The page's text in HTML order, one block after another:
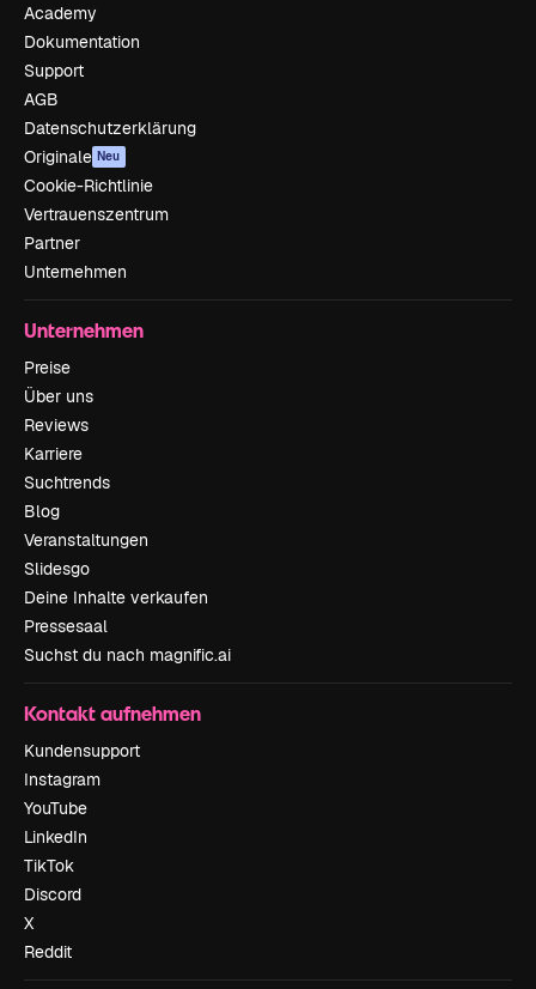
Academy
Dokumentation
Support
AGB
Datenschutzerklärung
Originale Neu
Cookie-Richtlinie
Vertrauenszentrum
Partner
Unternehmen
Unternehmen
Preise
Über uns
Reviews
Karriere
Suchtrends
Blog
Veranstaltungen
Slidesgo
Deine Inhalte verkaufen
Pressesaal
Suchst du nach magnific.ai
Kontakt aufnehmen
Kundensupport
Instagram
YouTube
LinkedIn
TikTok
Discord
X
Reddit